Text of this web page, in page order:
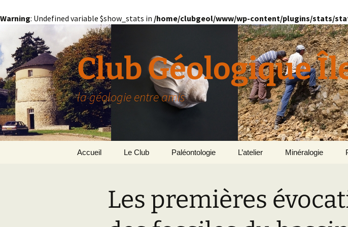
Warning: Undefined variable $show_stats in /home/clubgeol/www/wp-content/plugins/stats/
au
contenu
Club Géologique
la géologie entre amis
Accueil Le Club
Paris
Paléontologie
Le Bassin Parisien
Géomorphologie du
Bassin parisien
GRIGNON – 78 Le Domaine de Grignon
L’atelier Minéralogie
Pétrographie
Les premières